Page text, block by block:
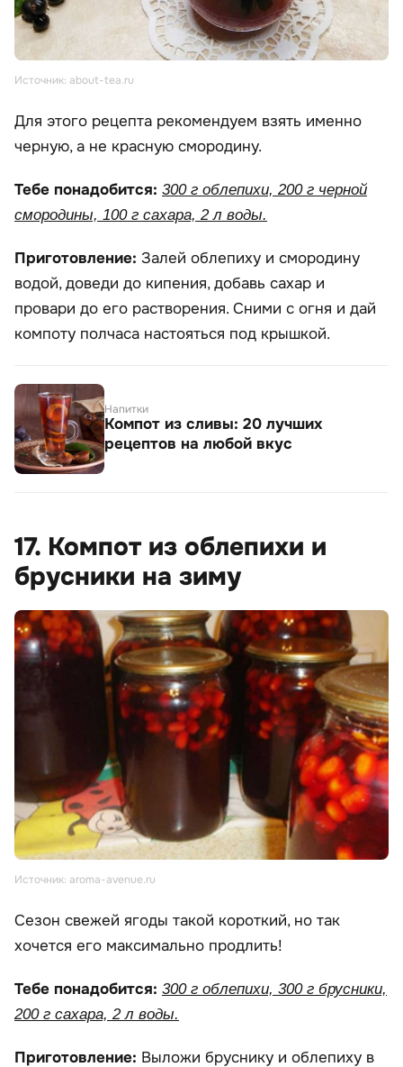
Источник: about-tea.ru
Для этого рецепта рекомендуем взять именно
черную, а не красную смородину.
Тебе понадобится: 300 г облепихи, 200 г черной
смородины, 100 г сахара, 2 л воды.
Приготовление: Залей облепиху и смородину
водой, доведи до кипения, добавь сахар и
провари до его растворения. Сними с огня и дай
компоту полчаса настояться под крышкой.
Напитки
Компот из сливы: 20 лучших
рецептов на любой вкус
17. Компот из облепихи и
брусники на зиму
Источник: aroma-avenue.ru
Сезон свежей ягоды такой короткий, но так
хочется его максимально продлить!
Тебе понадобится: 300 г облепихи, 300 г брусники,
200 г сахара, 2 л воды.
Приготовление: Выложи бруснику и облепиху в